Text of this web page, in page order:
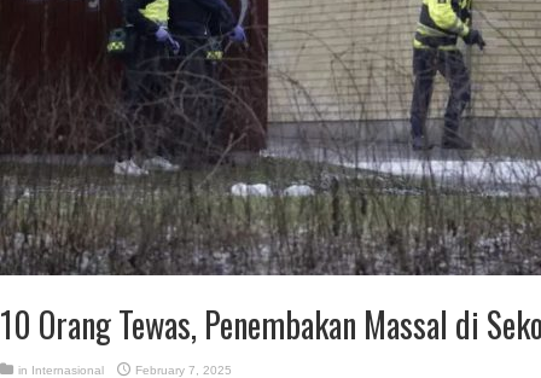
10 Orang Tewas, Penembakan Massal di
in Internasional February 7, 2025